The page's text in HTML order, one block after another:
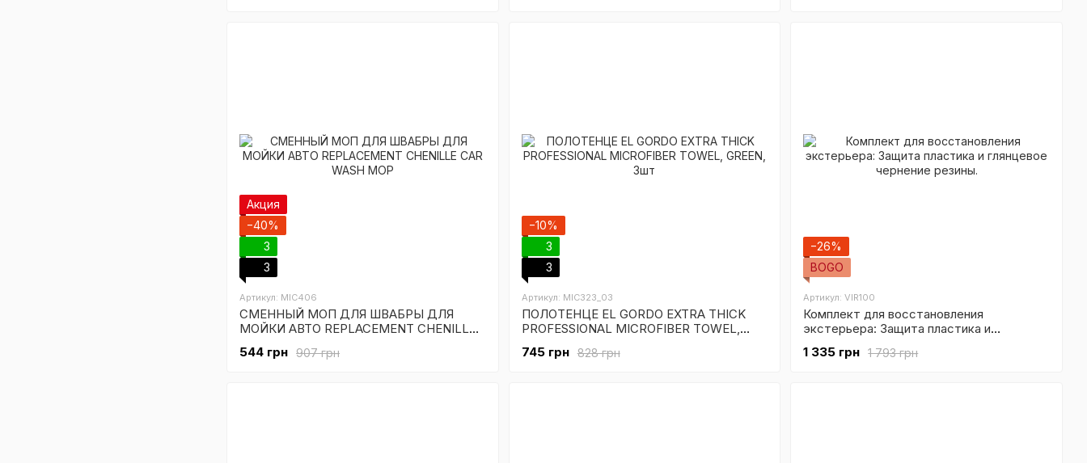
Акция
−40%
3
3
Артикул: MIC406
СМЕННЫЙ МОП ДЛЯ ШВАБРЫ ДЛЯ
МОЙКИ АВТО REPLACEMENT CHENILLE
907 грн
544 грн
−10%
3
3
Артикул: MIC323_03
ПОЛОТЕНЦЕ EL GORDO EXTRA THICK
PROFESSIONAL MICROFIBER TOWEL,
828 грн
745 грн
−26%
BOGO
Артикул: VIR100
Комплект для восстановления
экстерьера: Защита пластика и
1 793 грн
1 335 грн